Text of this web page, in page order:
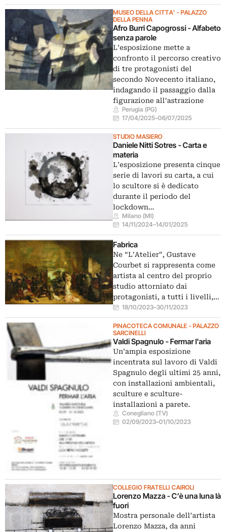
MUSEO DELLA CITTA' - PALAZZO
DELLA PENNA
Afro Burri Capogrossi - Alfabeto
senza parole
L’esposizione mette a
confronto il percorso creativo
di tre protagonisti del
secondo Novecento italiano,
indagando il passaggio dalla
figurazione all’astrazione
Perugia (PG)
17/04/2025–06/07/2025
STUDIO MASIERO
Daniele Nitti Sotres - Carta e
materia
L’esposizione presenta cinque
serie di lavori su carta, a cui
lo scultore si è dedicato
durante il periodo del
lockdown…
Milano (MI)
14/11/2024–14/01/2025
Fabrica
Ne “L’Atelier”, Gustave
Courbet si rappresenta come
artista al centro del proprio
studio attorniato dai
protagonisti, a tutti i livelli,…
18/10/2023–30/11/2023
PINACOTECA COMUNALE - PALAZZO
SARCINELLI
Valdi Spagnulo - Fermar l'aria
Un’ampia esposizione
incentrata sul lavoro di Valdi
Spagnulo degli ultimi 25 anni,
con installazioni ambientali,
sculture e sculture-
installazioni a parete.
Conegliano (TV)
02/09/2023–01/10/2023
COLLEGIO FRATELLI CAIROLI
Lorenzo Mazza - C’è una luna là
fuori
Mostra personale dell’artista
Lorenzo Mazza, da anni